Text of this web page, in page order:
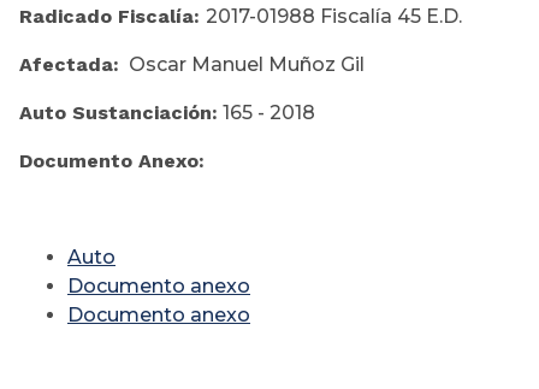
Radicado Fiscalía: 2017-01988 Fiscalía 45 E.D.
Afectada: Oscar Manuel Muñoz Gil
Auto Sustanciación: 165 - 2018
Documento Anexo:
Auto
Documento anexo
Documento anexo